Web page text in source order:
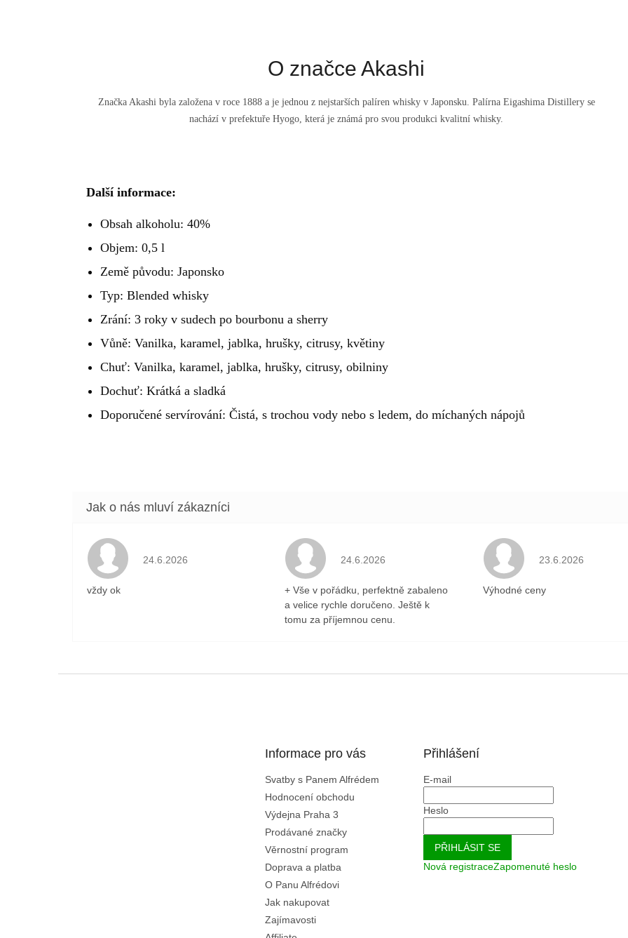
O značce Akashi
Značka Akashi byla založena v roce 1888 a je jednou z nejstarších palíren whisky v Japonsku. Palírna Eigashima Distillery se
nachází v prefektuře Hyogo, která je známá pro svou produkci kvalitní whisky.
Další informace:
Obsah alkoholu: 40%
Objem: 0,5 l
Země původu: Japonsko
Typ: Blended whisky
Zrání: 3 roky v sudech po bourbonu a sherry
Vůně: Vanilka, karamel, jablka, hrušky, citrusy, květiny
Chuť: Vanilka, karamel, jablka, hrušky, citrusy, obilniny
Dochuť: Krátká a sladká
Doporučené servírování: Čistá, s trochou vody nebo s ledem, do míchaných nápojů
Hodnocení obchodu je 5 z 5 hvězdiček.
24.6.2026
vždy ok
Hodnocení obchodu je 5 z 5 hvězdiček.
24.6.2026
+ Vše v pořádku, perfektně zabaleno
a velice rychle doručeno. Ještě k
tomu za příjemnou cenu.
Hodnocení
23.6.2026
Výhodné ceny
Informace pro vás
Svatby s Panem Alfrédem
Hodnocení obchodu
Výdejna Praha 3
Prodávané značky
Věrnostní program
Doprava a platba
O Panu Alfrédovi
Jak nakupovat
Zajímavosti
Přihlášení
E-mail
Heslo
PŘIHLÁSIT SE
Nová registraceZapomenuté heslo